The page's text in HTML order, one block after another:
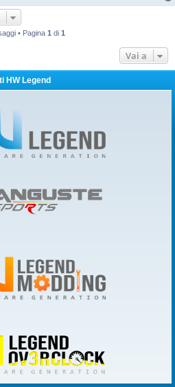
• Pagina 1 di 1
Vai a
HW Legend